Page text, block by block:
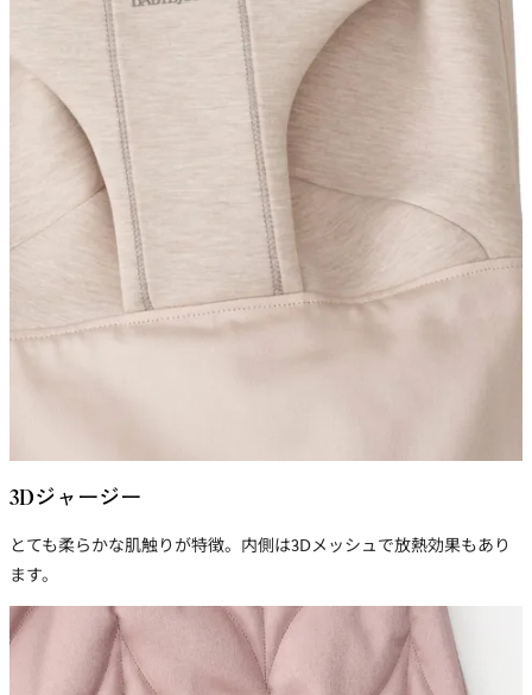
3Dジャージー
とても柔らかな肌触りが特徴。内側は3Dメッシュで放熱効果もあり
ます。